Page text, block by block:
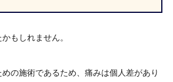
もしれません。
の施術であるため、痛みは個人差があり